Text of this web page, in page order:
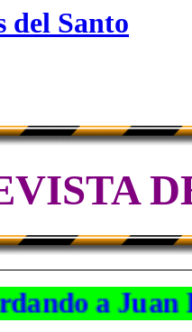
del Santo
a Juan